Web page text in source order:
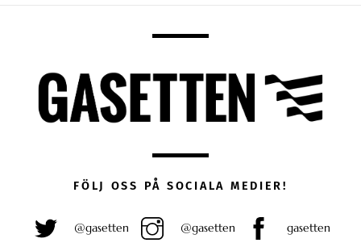
FÖLJ OSS PÅ SOCIALA MEDIER!
@gasetten @gasetten gasetten